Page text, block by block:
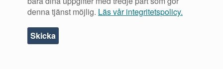
denna tjänst möjlig. Läs vår integritetspolicy.